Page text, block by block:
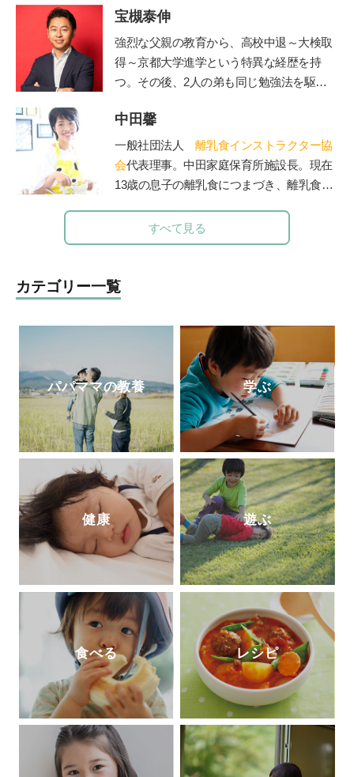
定評がある。豊かな経験を活かして、『幼
稚園』（小学館刊）で育児相談コーナーを
担当。子育て中のママたちに温かなメッセ
ージを伝えてきた。
宝槻泰伸
強烈な父親の教育から、高校中退～大検取
得～京都大学進学という特異な経歴を持
つ。その後、2人の弟も同じ勉強法を駆使
す。大学卒業後、私立高校や職業訓練校で
の指導経験を経て、2012年に東京都三鷹市
で「子どもの好奇心に火をつける」学習を
テーマにした探究学舎を開校。５児の父。
めさまざまなメディアで取り上げられてい
る。著書に『勉強嫌いほどハマる勉強法
リー活用術』(PHP研究所)、『探究学舎の
スゴイ授業:子どもの好奇心が止まらない!
べて 元素編』(方丈社)、『強烈なオヤジが
高校も塾も通わせずに3人の息子を京都大
学に放り込んだ話』(徳間書店)など。http
s://tanqgakusha.jp/
中田馨
一般社団法人 離乳食インストラクター協
会代表理事。中田家庭保育所施設長。現在
13歳の息子の離乳食につまづき、離乳食を
標」をモットーに、20年の保育士としての
経験を生かしながら赤ちゃんとママに寄り
伝えている。保育、講演、執筆などの分野
で活動中。自身が開催する離乳食インスト
ラクター協会2級・1級・養成講座はこれま
で2500人が受講。
すべて見る
カテゴリー一覧
パパママの教養 学ぶ
健康 遊ぶ
食べる レシピ